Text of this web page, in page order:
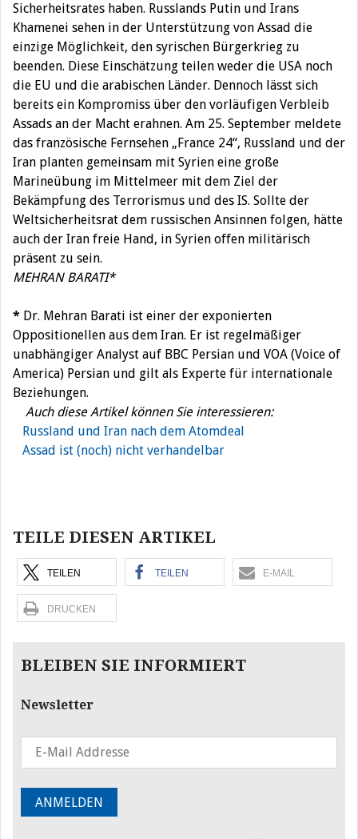
Sicherheitsrates haben. Russlands Putin und Irans
Khamenei sehen in der Unterstützung von Assad die
einzige Möglichkeit, den syrischen Bürgerkrieg zu
beenden. Diese Einschätzung teilen weder die USA noch
die EU und die arabischen Länder. Dennoch lässt sich
bereits ein Kompromiss über den vorläufigen Verbleib
Assads an der Macht erahnen. Am 25. September meldete
das französische Fernsehen „France 24“, Russland und der
Iran planten gemeinsam mit Syrien eine große
Marineübung im Mittelmeer mit dem Ziel der
Bekämpfung des Terrorismus und des IS. Sollte der
Weltsicherheitsrat dem russischen Ansinnen folgen, hätte
auch der Iran freie Hand, in Syrien offen militärisch
präsent zu sein.
MEHRAN BARATI*
* Dr. Mehran Barati ist einer der exponierten
Oppositionellen aus dem Iran. Er ist regelmäßiger
unabhängiger Analyst auf BBC Persian und VOA (Voice of
America) Persian und gilt als Experte für internationale
Beziehungen.
Auch diese Artikel können Sie interessieren:
Russland und Iran nach dem Atomdeal
Assad ist (noch) nicht verhandelbar
TEILE DIESEN ARTIKEL
TEILEN TEILEN E-MAIL
DRUCKEN
BLEIBEN SIE INFORMIERT
Newsletter